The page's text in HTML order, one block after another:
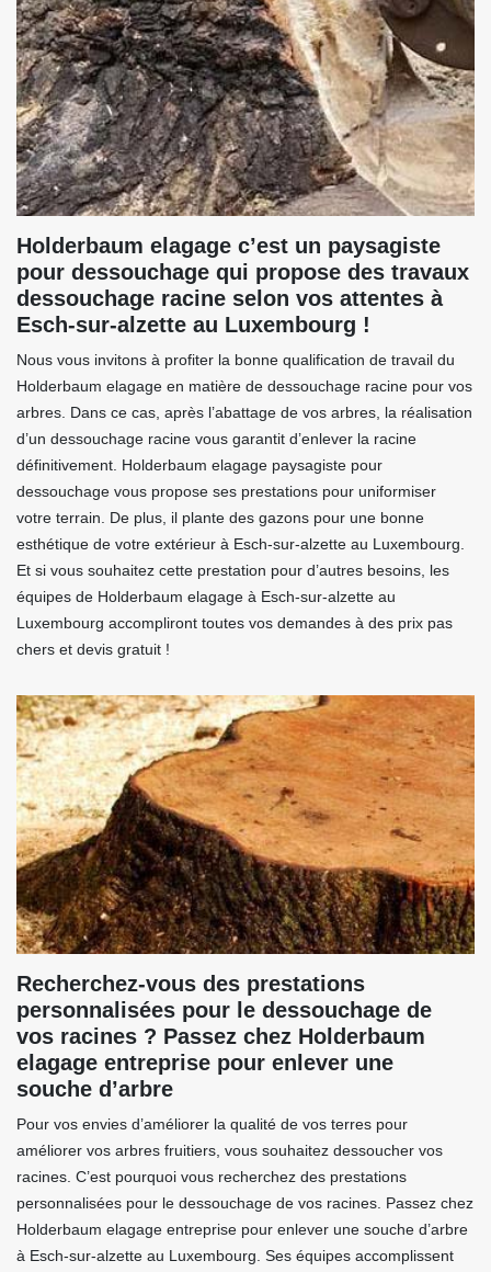
Holderbaum elagage c’est un paysagiste
pour dessouchage qui propose des travaux
dessouchage racine selon vos attentes à
Esch-sur-alzette au Luxembourg !
Nous vous invitons à profiter la bonne qualification de travail du
Holderbaum elagage en matière de dessouchage racine pour vos
arbres. Dans ce cas, après l’abattage de vos arbres, la réalisation
d’un dessouchage racine vous garantit d’enlever la racine
définitivement. Holderbaum elagage paysagiste pour
dessouchage vous propose ses prestations pour uniformiser
votre terrain. De plus, il plante des gazons pour une bonne
esthétique de votre extérieur à Esch-sur-alzette au Luxembourg.
Et si vous souhaitez cette prestation pour d’autres besoins, les
équipes de Holderbaum elagage à Esch-sur-alzette au
Luxembourg accompliront toutes vos demandes à des prix pas
chers et devis gratuit !
Recherchez-vous des prestations
personnalisées pour le dessouchage de
vos racines ? Passez chez Holderbaum
elagage entreprise pour enlever une
souche d’arbre
Pour vos envies d’améliorer la qualité de vos terres pour
améliorer vos arbres fruitiers, vous souhaitez dessoucher vos
racines. C’est pourquoi vous recherchez des prestations
personnalisées pour le dessouchage de vos racines. Passez chez
Holderbaum elagage entreprise pour enlever une souche d’arbre
à Esch-sur-alzette au Luxembourg. Ses équipes accomplissent